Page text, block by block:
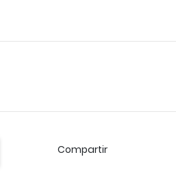
Compartir